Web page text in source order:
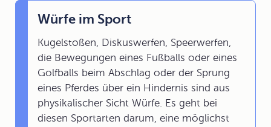
Würfe im Sport
Kugelstoßen, Diskuswerfen, Speerwerfen,
die Bewegungen eines Fußballs oder eines
Golfballs beim Abschlag oder der Sprung
eines Pferdes über ein Hindernis sind aus
physikalischer Sicht Würfe. Es geht bei
diesen Sportarten darum, eine möglichst